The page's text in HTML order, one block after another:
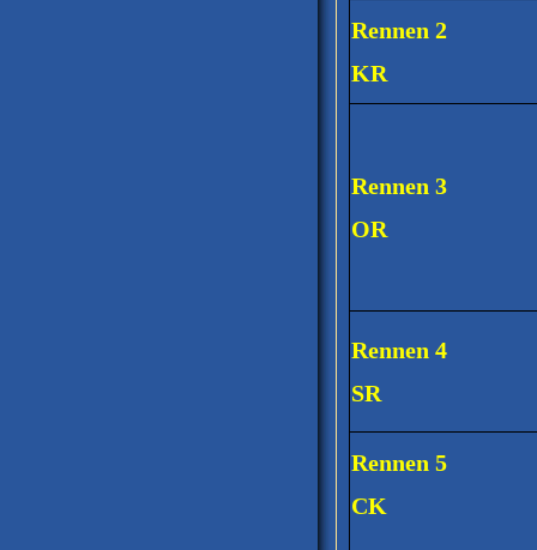
Rennen 2
KR
Rennen 3
OR
Rennen 4
SR
Rennen 5
CK